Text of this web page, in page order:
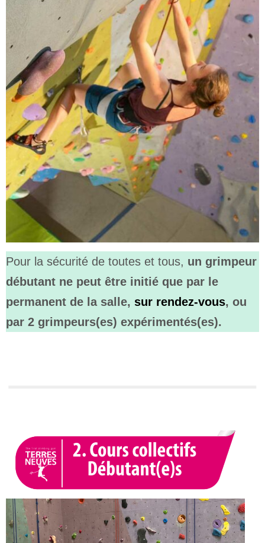
Pour la sécurité de toutes et tous, un grimpeur
débutant ne peut être initié que par le
permanent de la salle, sur rendez-vous, ou
par 2 grimpeurs(es) expérimentés(es).